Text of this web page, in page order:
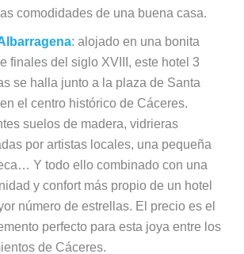
comodidades de una buena casa.
: alojado en una bonita
finales del siglo XVIII, este hotel 3
se halla junto a la plaza de Santa
el centro histórico de Cáceres.
suelos de madera, vidrieras
por artistas locales, una pequeña
Y todo ello combinado con una
y confort más propio de un hotel
número de estrellas. El precio es el
perfecto para esta joya entre los
de Cáceres.